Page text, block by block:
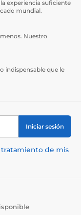
de repuesto,
ampliarse hasta
ajustarse
de 55,88
experiencia suficiente
mundial.
Nuestro
indispensable que le
Iniciar sesión
tratamiento de mis